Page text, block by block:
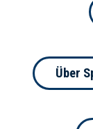
Über